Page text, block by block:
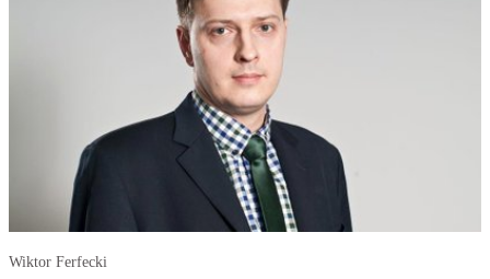
Wiktor Ferfecki